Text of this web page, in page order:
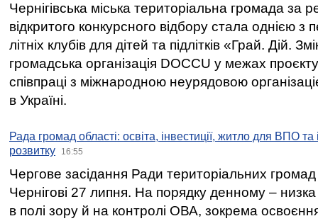
Чернігівська міська територіальна громада за
відкритого конкурсного відбору стала однією
літніх клубів для дітей та підлітків «Грай. Дій.
громадська організація DOCCU у межах
співпраці з міжнародною неурядовою
в Україні.
Рада громад області: освіта, інвестиції, житло для ВПО
розвитку
16:55
Чергове засідання Ради територіальних громад
Чернігові 27 липня. На порядку денному –
в полі зору й на контролі ОВА, зокрема освоєння